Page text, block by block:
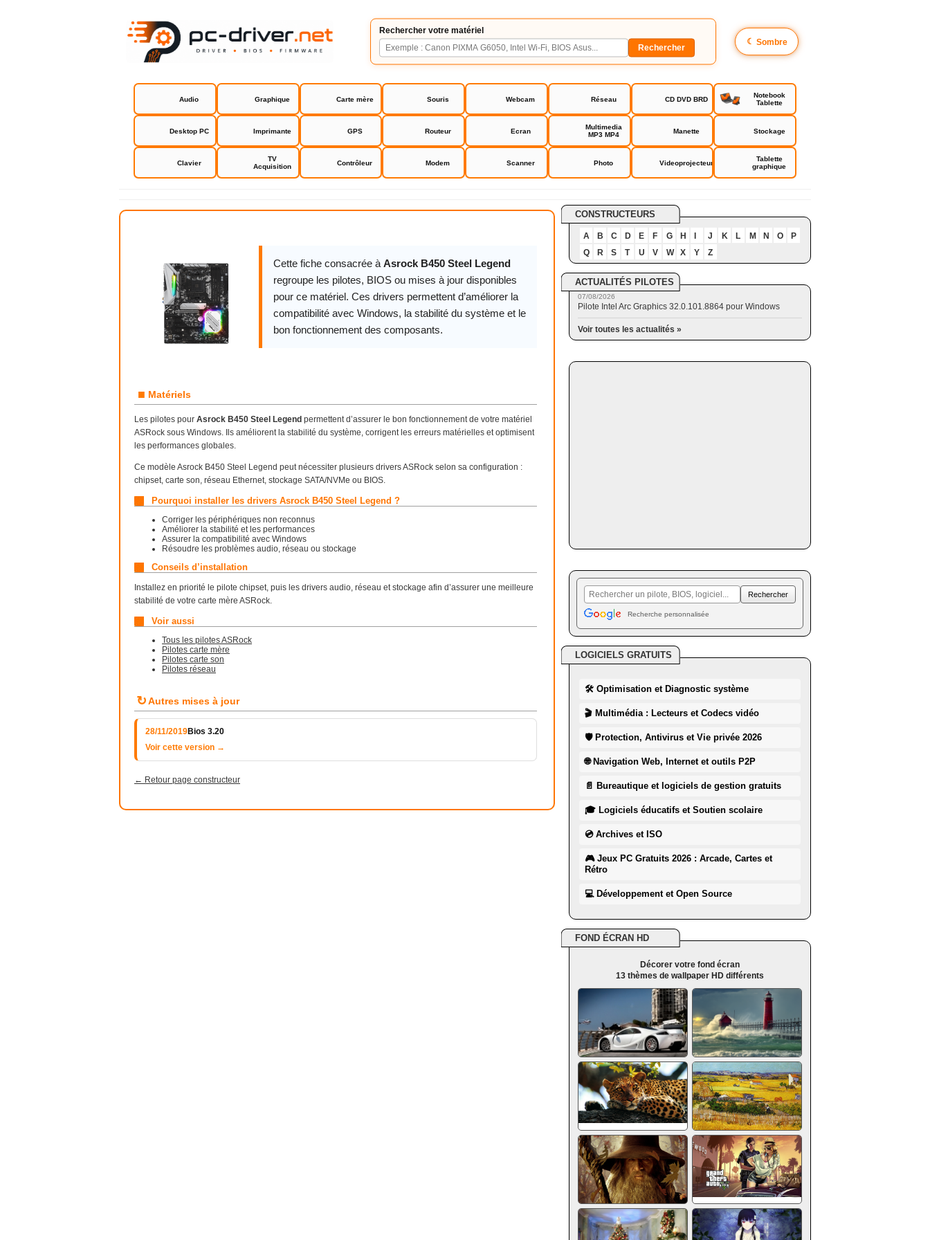
Rechercher votre matériel
☾ Sombre
Audio Graphique Carte mère Souris Webcam Réseau CD DVD BRD
Notebook
Tablette
Desktop PC Imprimante GPS Routeur Ecran
Multimedia
MP3 MP4
Manette Stockage
Clavier
TV
Acquisition
Contrôleur Modem Scanner Photo Videoprojecteur
Tablette
graphique
Asrock B450 Steel Legend
Cette fiche consacrée à Asrock B450 Steel Legend
regroupe les pilotes, BIOS ou mises à jour disponibles
pour ce matériel. Ces drivers permettent d’améliorer la
compatibilité avec Windows, la stabilité du système et le
bon fonctionnement des composants.
■ Matériels
Les pilotes pour Asrock B450 Steel Legend permettent d’assurer le bon fonctionnement de votre matériel
ASRock sous Windows. Ils améliorent la stabilité du système, corrigent les erreurs matérielles et optimisent
les performances globales.
Ce modèle Asrock B450 Steel Legend peut nécessiter plusieurs drivers ASRock selon sa configuration :
chipset, carte son, réseau Ethernet, stockage SATA/NVMe ou BIOS.
Pourquoi installer les drivers Asrock B450 Steel Legend ?
Corriger les périphériques non reconnus
Améliorer la stabilité et les performances
Assurer la compatibilité avec Windows
Résoudre les problèmes audio, réseau ou stockage
Conseils d’installation
Installez en priorité le pilote chipset, puis les drivers audio, réseau et stockage afin d’assurer une meilleure
stabilité de votre carte mère ASRock.
Voir aussi
Tous les pilotes ASRock
Pilotes carte mère
Pilotes carte son
Pilotes réseau
↻Autres mises à jour
28/11/2019Bios 3.20
Voir cette version →
← Retour page constructeur
CONSTRUCTEURS
A B C D E F G H J K L M N O
P
Q
R S T U V W X Y Z
ACTUALITÉS PILOTES
07/08/2026
Pilote Intel Arc Graphics 32.0.101.8864 pour Windows
Voir toutes les actualités »
Recherche personnalisée
LOGICIELS GRATUITS
🛠 Optimisation et Diagnostic système
🎬 Multimédia : Lecteurs et Codecs vidéo
🛡 Protection, Antivirus et Vie privée 2026
🌐 Navigation Web, Internet et outils P2P
📄 Bureautique et logiciels de gestion gratuits
🎓 Logiciels éducatifs et Soutien scolaire
💿 Archives et ISO
🎮 Jeux PC Gratuits 2026 : Arcade, Cartes et
Rétro
💻 Développement et Open Source
FOND ÉCRAN HD
Décorer votre fond écran
13 thèmes de wallpaper HD différents